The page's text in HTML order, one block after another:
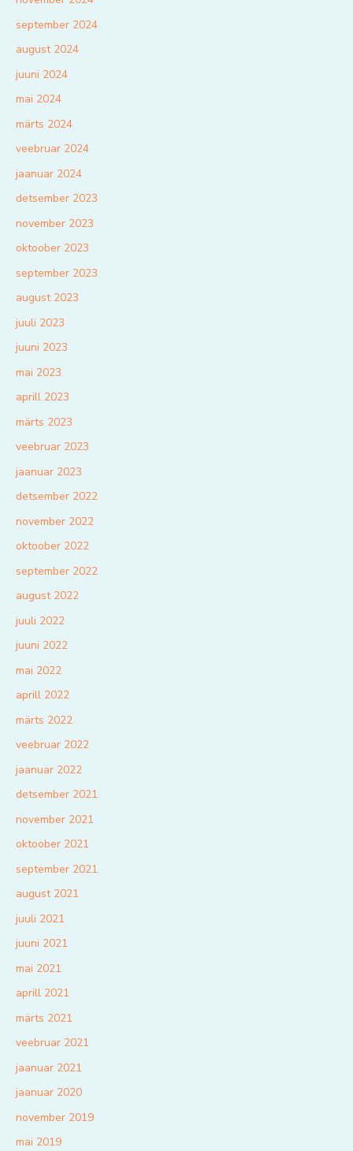
september 2024
august 2024
juuni 2024
mai 2024
märts 2024
veebruar 2024
jaanuar 2024
detsember 2023
november 2023
oktoober 2023
september 2023
august 2023
juuli 2023
juuni 2023
mai 2023
aprill 2023
märts 2023
veebruar 2023
jaanuar 2023
detsember 2022
november 2022
oktoober 2022
september 2022
august 2022
juuli 2022
juuni 2022
mai 2022
aprill 2022
märts 2022
veebruar 2022
jaanuar 2022
detsember 2021
november 2021
oktoober 2021
september 2021
august 2021
juuli 2021
juuni 2021
mai 2021
aprill 2021
märts 2021
veebruar 2021
jaanuar 2021
jaanuar 2020
november 2019
mai 2019